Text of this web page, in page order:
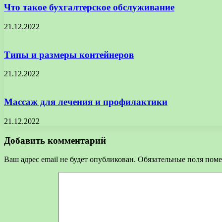
Что такое бухгалтерское обслуживание
21.12.2022
Типы и размеры контейнеров
21.12.2022
Массаж для лечения и профилактики
21.12.2022
Добавить комментарий
Ваш адрес email не будет опубликован. Обязательные поля